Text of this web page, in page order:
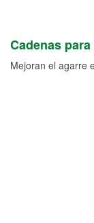
Cadenas
Mejoran el agarre